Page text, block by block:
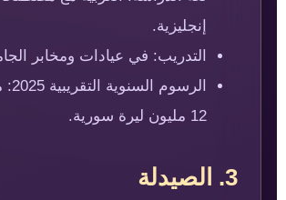
إنجليزية.
التدريب: في عيادات ومخابر
12 مليون ليرة سورية.
3. الصيدلة